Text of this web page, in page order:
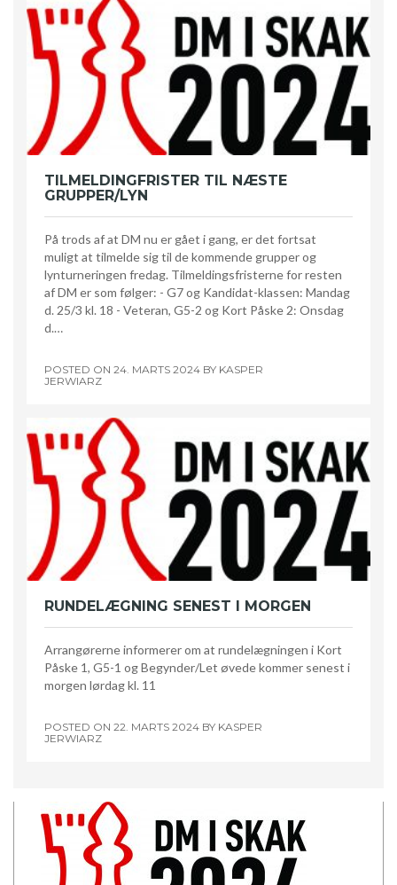
TILMELDINGFRISTER TIL NÆSTE
GRUPPER/LYN
På trods af at DM nu er gået i gang, er det fortsat
muligt at tilmelde sig til de kommende grupper og
lynturneringen fredag. Tilmeldingsfristerne for resten
af DM er som følger: - G7 og Kandidat-klassen: Mandag
d. 25/3 kl. 18 - Veteran, G5-2 og Kort Påske 2: Onsdag
d.…
POSTED ON 24. MARTS 2024 BY KASPER
JERWIARZ
RUNDELÆGNING SENEST I MORGEN
Arrangørerne informerer om at rundelægningen i Kort
Påske 1, G5-1 og Begynder/Let øvede kommer senest i
morgen lørdag kl. 11
POSTED ON 22. MARTS 2024 BY KASPER
JERWIARZ